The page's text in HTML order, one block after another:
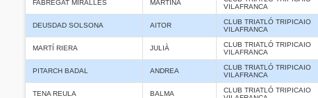
FABREGAT MIRALLES MARTINA
VILAFRANCA
DEUSDAD SOLSONA AITOR
CLUB TRIATLÓ TRIPICAIO
VILAFRANCA
MARTÍ RIERA JULIÀ
CLUB TRIATLÓ TRIPICAIO
VILAFRANCA
PITARCH BADAL ANDREA
CLUB TRIATLÓ TRIPICAIO
VILAFRANCA
TENA REULA BALMA
CLUB TRIATLÓ TRIPICAIO